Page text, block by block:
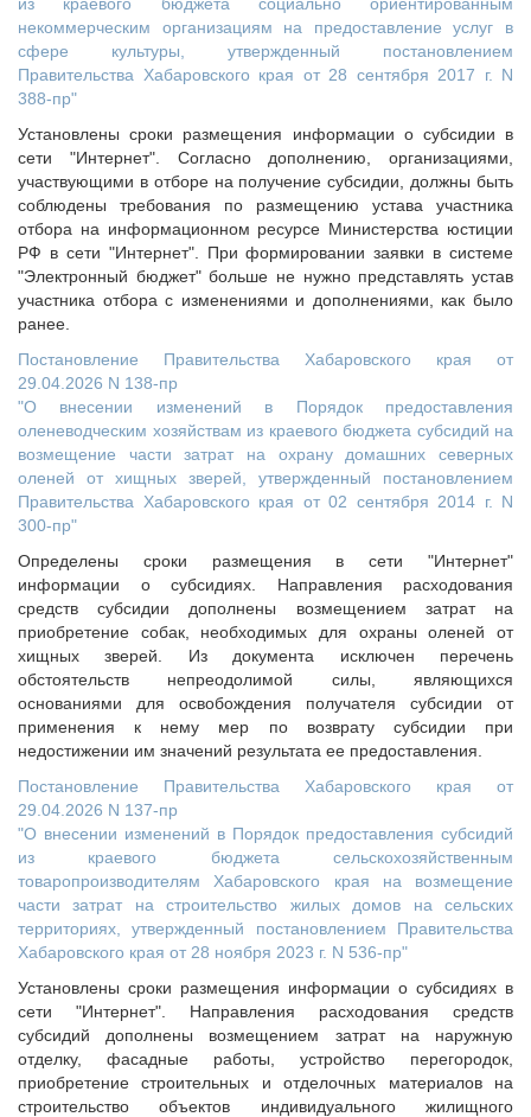
некоммерческим организациям на предоставление услуг в
сфере культуры, утвержденный постановлением
Правительства Хабаровского края от 28 сентября 2017 г. N
388-пр"
Установлены сроки размещения информации о субсидии в
сети "Интернет". Согласно дополнению, организациями,
участвующими в отборе на получение субсидии, должны быть
соблюдены требования по размещению устава участника
отбора на информационном ресурсе Министерства юстиции
РФ в сети "Интернет". При формировании заявки в системе
"Электронный бюджет" больше не нужно представлять устав
участника отбора с изменениями и дополнениями, как было
ранее.
Постановление Правительства Хабаровского края от
29.04.2026 N 138-пр
"О внесении изменений в Порядок предоставления
оленеводческим хозяйствам из краевого бюджета субсидий на
возмещение части затрат на охрану домашних северных
оленей от хищных зверей, утвержденный постановлением
Правительства Хабаровского края от 02 сентября 2014 г. N
300-пр"
Определены сроки размещения в сети "Интернет"
информации о субсидиях. Направления расходования
средств субсидии дополнены возмещением затрат на
приобретение собак, необходимых для охраны оленей от
хищных зверей. Из документа исключен перечень
обстоятельств непреодолимой силы, являющихся
основаниями для освобождения получателя субсидии от
применения к нему мер по возврату субсидии при
недостижении им значений результата ее предоставления.
Постановление Правительства Хабаровского края от
29.04.2026 N 137-пр
"О внесении изменений в Порядок предоставления субсидий
из краевого бюджета сельскохозяйственным
товаропроизводителям Хабаровского края на возмещение
части затрат на строительство жилых домов на сельских
территориях, утвержденный постановлением Правительства
Хабаровского края от 28 ноября 2023 г. N 536-пр"
Установлены сроки размещения информации о субсидиях в
сети "Интернет". Направления расходования средств
субсидий дополнены возмещением затрат на наружную
отделку, фасадные работы, устройство перегородок,
приобретение строительных и отделочных материалов на
строительство объектов индивидуального жилищного